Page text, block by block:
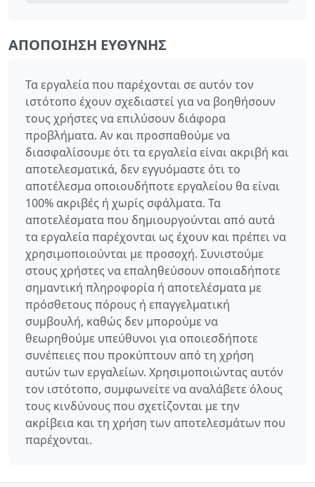
ΑΠΟΠΟΊΗΣΗ ΕΥΘΎΝΗΣ
Τα εργαλεία που παρέχονται σε αυτόν τον
ιστότοπο έχουν σχεδιαστεί για να βοηθήσουν
τους χρήστες να επιλύσουν διάφορα
προβλήματα. Αν και προσπαθούμε να
διασφαλίσουμε ότι τα εργαλεία είναι ακριβή και
αποτελεσματικά, δεν εγγυόμαστε ότι το
αποτέλεσμα οποιουδήποτε εργαλείου θα είναι
100% ακριβές ή χωρίς σφάλματα. Τα
αποτελέσματα που δημιουργούνται από αυτά
τα εργαλεία παρέχονται ως έχουν και πρέπει να
χρησιμοποιούνται με προσοχή. Συνιστούμε
στους χρήστες να επαληθεύσουν οποιαδήποτε
σημαντική πληροφορία ή αποτελέσματα με
πρόσθετους πόρους ή επαγγελματική
συμβουλή, καθώς δεν μπορούμε να
θεωρηθούμε υπεύθυνοι για οποιεσδήποτε
συνέπειες που προκύπτουν από τη χρήση
αυτών των εργαλείων. Χρησιμοποιώντας αυτόν
τον ιστότοπο, συμφωνείτε να αναλάβετε όλους
τους κινδύνους που σχετίζονται με την
ακρίβεια και τη χρήση των αποτελεσμάτων που
παρέχονται.